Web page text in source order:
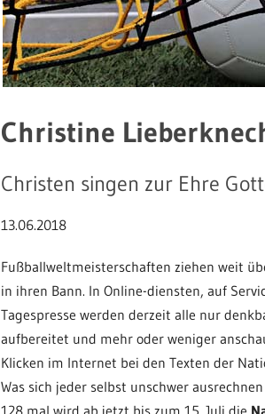
Christine
Christen singen zur Ehre
13.06.2018
Fußballweltmeisterschaften ziehen weit
in ihren Bann. In Online-diensten, auf
Tagespresse werden derzeit alle nur
aufbereitet und mehr oder weniger
Klicken im Internet bei den Texten der
Was sich jeder selbst unschwer
128 mal wird ab jetzt bis zum 15. Juli die